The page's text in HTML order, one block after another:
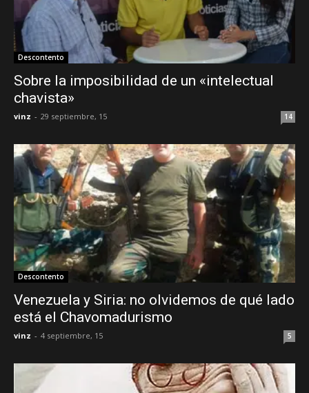
Descontento
Sobre la imposibilidad de un «intelectual
chavista»
vinz - 29 septiembre, 15 14
Descontento
Venezuela y Siria: no olvidemos de qué lado
está el Chavomadurismo
vinz - 4 septiembre, 15 5